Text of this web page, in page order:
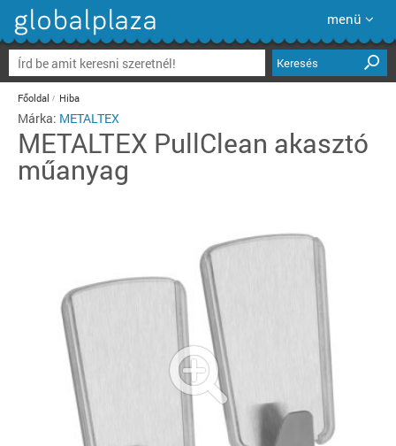
menü
Keresés
Főoldal Hiba
Márka: METALTEX
METALTEX PullClean akasztó
műanyag